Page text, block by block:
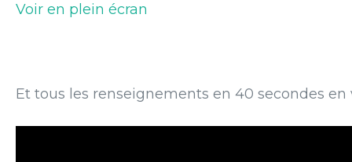
Voir en plein écran
Et tous les renseignements en 40 secondes en